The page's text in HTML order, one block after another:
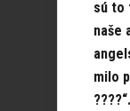
sú to
naše
milo